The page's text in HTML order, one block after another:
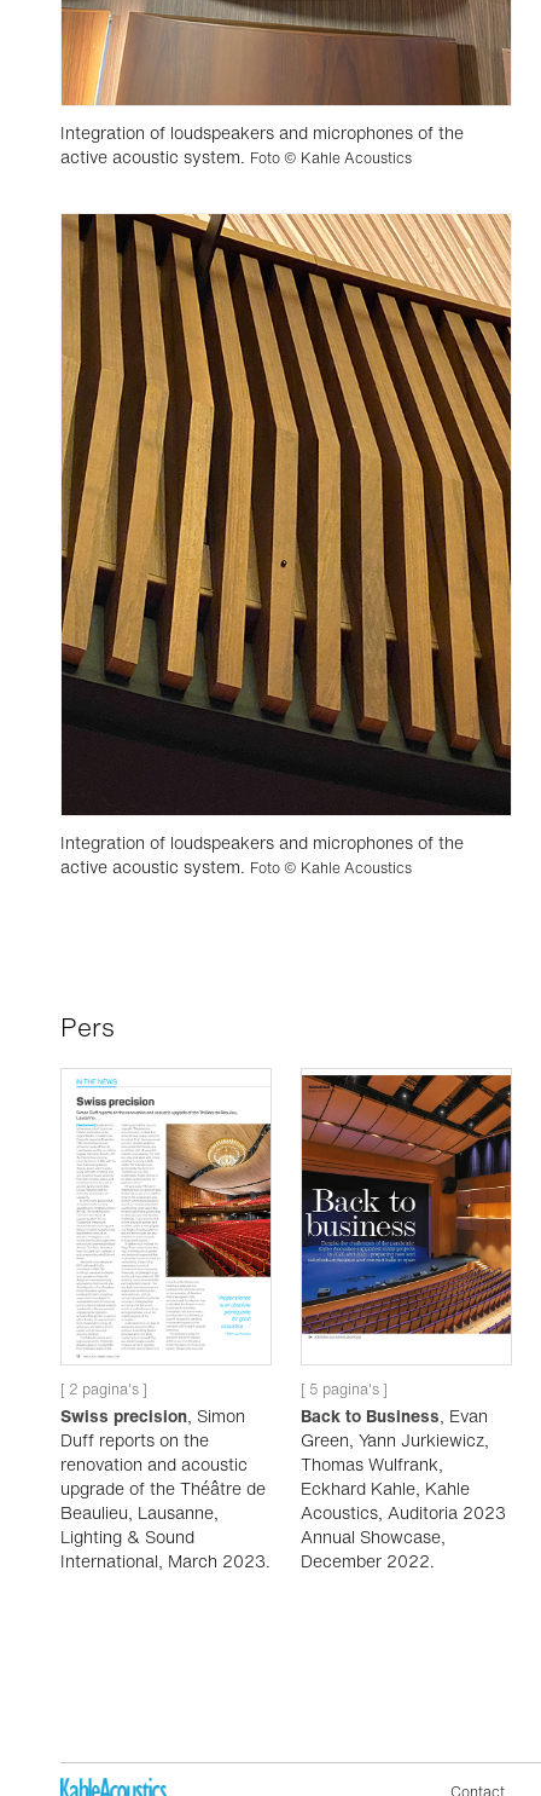
Integration of loudspeakers and microphones of the
active acoustic system. Foto © Kahle Acoustics
Integration of loudspeakers and microphones of the
active acoustic system. Foto © Kahle Acoustics
Pers
[ 2 pagina's ]
Swiss precision, Simon
Duff reports on the
renovation and acoustic
upgrade of the Théâtre de
Beaulieu, Lausanne,
Lighting & Sound
International, March 2023.
[ 5 pagina's ]
Back to Business, Evan
Green, Yann Jurkiewicz,
Thomas Wulfrank,
Eckhard Kahle, Kahle
Acoustics, Auditoria 2023
Annual Showcase,
December 2022.